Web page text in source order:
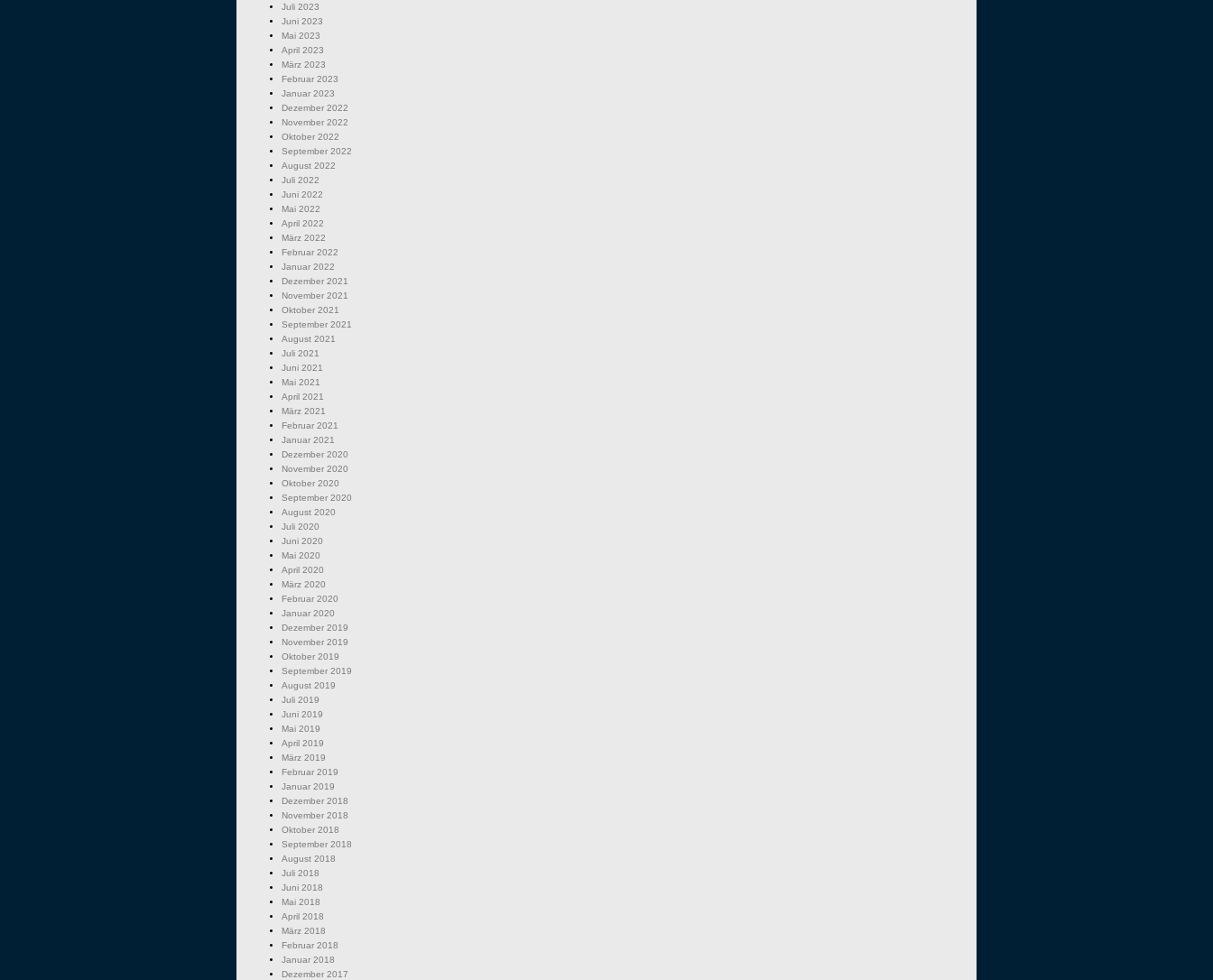
Juli 2023
Juni 2023
Mai 2023
April 2023
März 2023
Februar 2023
Januar 2023
Dezember 2022
November 2022
Oktober 2022
September 2022
August 2022
Juli 2022
Juni 2022
Mai 2022
April 2022
März 2022
Februar 2022
Januar 2022
Dezember 2021
November 2021
Oktober 2021
September 2021
August 2021
Juli 2021
Juni 2021
Mai 2021
April 2021
März 2021
Februar 2021
Januar 2021
Dezember 2020
November 2020
Oktober 2020
September 2020
August 2020
Juli 2020
Juni 2020
Mai 2020
April 2020
März 2020
Februar 2020
Januar 2020
Dezember 2019
November 2019
Oktober 2019
September 2019
August 2019
Juli 2019
Juni 2019
Mai 2019
April 2019
März 2019
Februar 2019
Januar 2019
Dezember 2018
November 2018
Oktober 2018
September 2018
August 2018
Juli 2018
Juni 2018
Mai 2018
April 2018
März 2018
Februar 2018
Januar 2018
Dezember 2017